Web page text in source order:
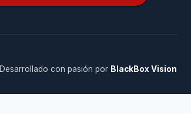
Desarrollado con pasión por BlackBox Vision